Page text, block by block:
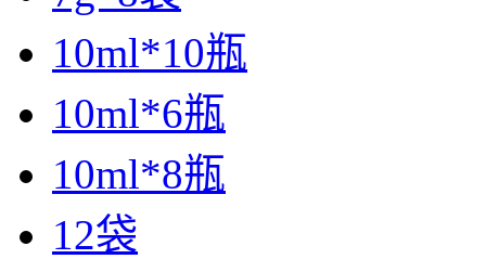
10ml*10瓶
10ml*6瓶
10ml*8瓶
12袋